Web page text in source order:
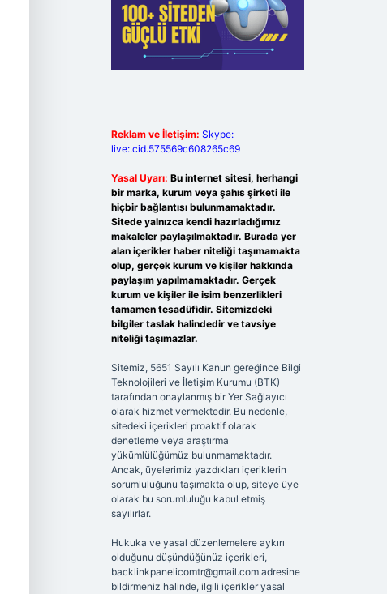
Reklam ve İletişim: Skype:
live:.cid.575569c608265c69
Yasal Uyarı: Bu internet sitesi, herhangi
bir marka, kurum veya şahıs şirketi ile
hiçbir bağlantısı bulunmamaktadır.
Sitede yalnızca kendi hazırladığımız
makaleler paylaşılmaktadır. Burada yer
alan içerikler haber niteliği taşımamakta
olup, gerçek kurum ve kişiler hakkında
paylaşım yapılmamaktadır. Gerçek
kurum ve kişiler ile isim benzerlikleri
tamamen tesadüfidir. Sitemizdeki
bilgiler taslak halindedir ve tavsiye
niteliği taşımazlar.
Sitemiz, 5651 Sayılı Kanun gereğince Bilgi
Teknolojileri ve İletişim Kurumu (BTK)
tarafından onaylanmış bir Yer Sağlayıcı
olarak hizmet vermektedir. Bu nedenle,
sitedeki içerikleri proaktif olarak
denetleme veya araştırma
yükümlülüğümüz bulunmamaktadır.
Ancak, üyelerimiz yazdıkları içeriklerin
sorumluluğunu taşımakta olup, siteye üye
olarak bu sorumluluğu kabul etmiş
sayılırlar.
Hukuka ve yasal düzenlemelere aykırı
olduğunu düşündüğünüz içerikleri,
backlinkpanelicomtr@gmail.comadresine
bildirmeniz halinde, ilgili içerikler yasal